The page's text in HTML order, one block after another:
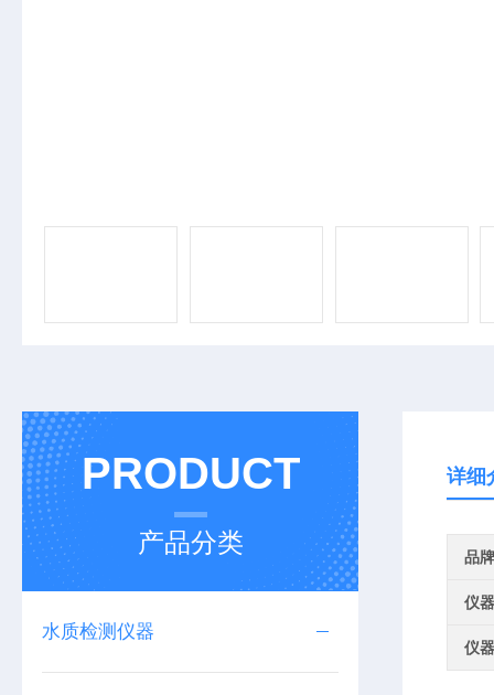
PRODUCT
产品分类
水质检测仪器
详细
品牌
仪
仪